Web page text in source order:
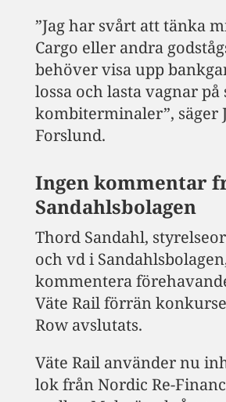
”Jag har svårt att tänka
Cargo eller andra
behöver visa upp
lossa och lasta vagnar på
kombiterminaler”, säger
Forslund.
Ingen kommentar
Sandahlsbolagen
Thord Sandahl,
och vd i
kommentera
Väte Rail förrän
Row avslutats.
Väte Rail använder nu
lok från Nordic Re-